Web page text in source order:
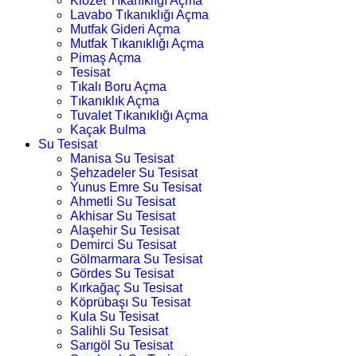
Lavabo Tıkanıklığı Açma
Mutfak Gideri Açma
Mutfak Tıkanıklığı Açma
Pimaş Açma
Tesisat
Tıkalı Boru Açma
Tıkanıklık Açma
Tuvalet Tıkanıklığı Açma
Kaçak Bulma
Su Tesisat
Manisa Su Tesisat
Şehzadeler Su Tesisat
Yunus Emre Su Tesisat
Ahmetli Su Tesisat
Akhisar Su Tesisat
Alaşehir Su Tesisat
Demirci Su Tesisat
Gölmarmara Su Tesisat
Gördes Su Tesisat
Kırkağaç Su Tesisat
Köprübaşı Su Tesisat
Kula Su Tesisat
Salihli Su Tesisat
Sarıgöl Su Tesisat